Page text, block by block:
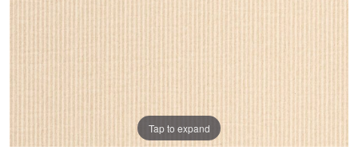
Tap to expand